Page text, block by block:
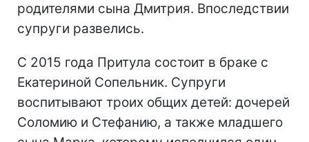
родителями сына Дмитрия. Впоследствии
супруги развелись.
С 2015 года Притула состоит в браке с
Екатериной Сопельник. Супруги
воспитывают троих общих детей: дочерей
Соломию и Стефанию, а также младшего